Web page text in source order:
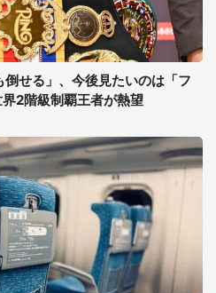
せる」、今後見たいのは「フ
2階級制覇王者が熱望